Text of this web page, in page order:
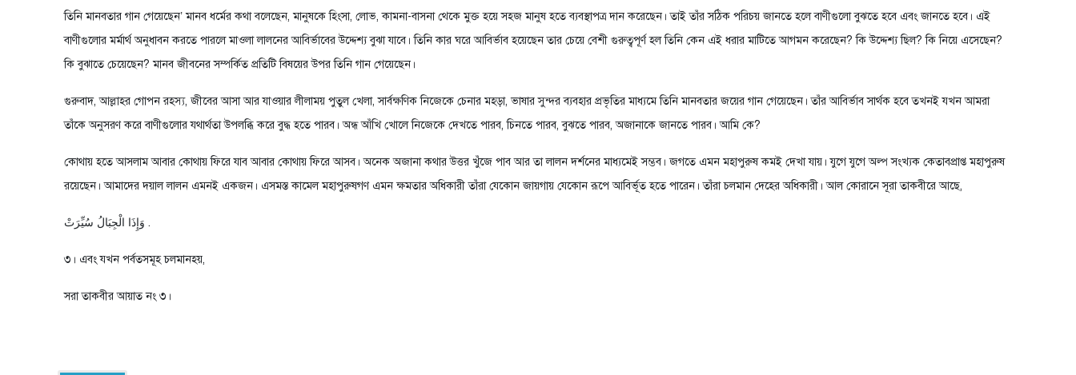
তিনি মানবতার গান গেয়েছেন’ মানব ধর্মের কথা বলেছেন, মানুষকে হিংসা, লোভ, কামনা-বাসনা থেকে মুক্ত হয়ে সহজ মানুষ হতে ব্যবস্থাপত্র দান করেছেন। তাই তাঁর সঠিক পরিচয় জানতে হলে বাণীগুলো বুঝতে হবে এবং জানতে হবে। এই
বাণীগুলোর মর্মার্থ অনুধাবন করতে পারলে মাওলা লালনের আবির্ভাবের উদ্দেশ্য বুঝা যাবে। তিনি কার ঘরে আবির্ভাব হয়েছেন তার চেয়ে বেশী গুরুত্বপূর্ণ হল তিনি কেন এই ধরার মাটিতে আগমন করেছেন? কি উদ্দেশ্য ছিল? কি নিয়ে এসেছেন?
কি বুঝাতে চেয়েছেন? মানব জীবনের সম্পর্কিত প্রতিটি বিষয়ের উপর তিনি গান গেয়েছেন।
গুরুবাদ, আল্লাহর গোপন রহস্য, জীবের আসা আর যাওয়ার লীলাময় পুতুল খেলা, সার্বক্ষণিক নিজেকে চেনার মহড়া, ভাষার সুন্দর ব্যবহার প্রভৃতির মাধ্যমে তিনি মানবতার জয়ের গান গেয়েছেন। তাঁর আবির্ভাব সার্থক হবে তখনই যখন আমরা
তাঁকে অনুসরণ করে বাণীগুলোর যথার্থতা উপলব্ধি করে বুদ্ধ হতে পারব। অন্ধ আঁখি খোলে নিজেকে দেখতে পারব, চিনতে পারব, বুঝতে পারব, অজানাকে জানতে পারব। আমি কে?
কোথায় হতে আসলাম আবার কোথায় ফিরে যাব আবার কোথায় ফিরে আসব। অনেক অজানা কথার উত্তর খুঁজে পাব আর তা লালন দর্শনের মাধ্যমেই সম্ভব। জগতে এমন মহাপুরুষ কমই দেখা যায়। যুগে যুগে অল্প সংখ্যক কেতাবপ্রাপ্ত মহাপুরুষ
রয়েছেন। আমাদের দয়াল লালন এমনই একজন। এসমস্ত কামেল মহাপুরুষগণ এমন ক্ষমতার অধিকারী তাঁরা যেকোন জায়গায় যেকোন রূপে আবির্ভূত হতে পারেন। তাঁরা চলমান দেহের অধিকারী। আল কোরানে সূরা তাকবীরে আছে,
وَإِذَا الْجِبَالُ سُيِّرَتْ .
৩। এবং যখন পর্বতসমূহ চলমানহয়,
সরা তাকবীর আয়াত নং ৩।